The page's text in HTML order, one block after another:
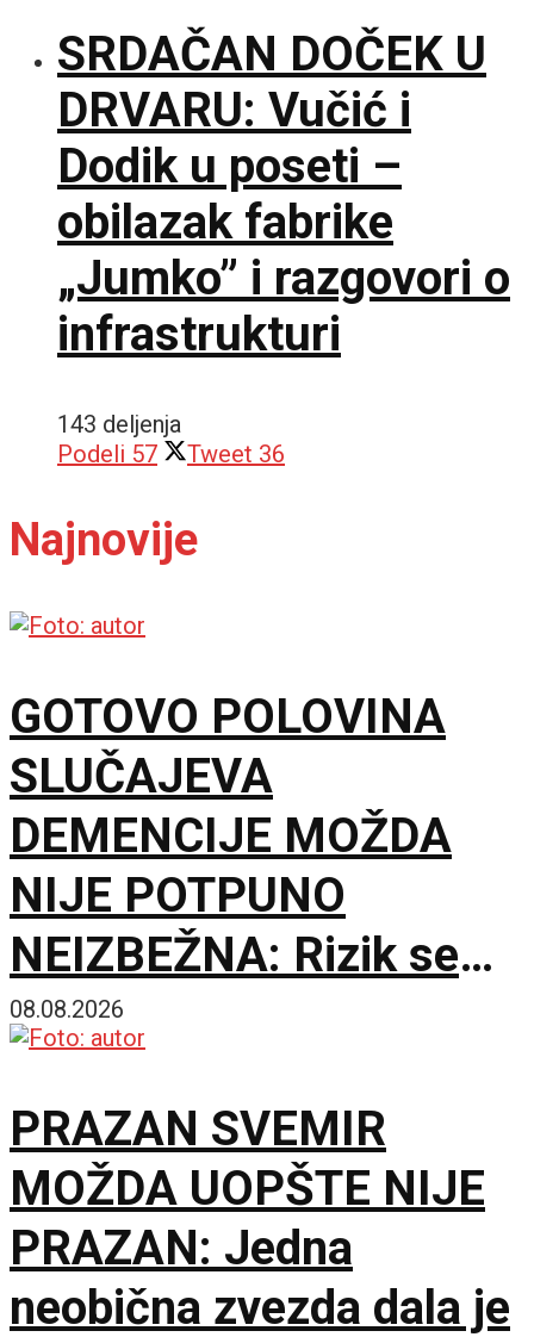
SRDAČAN DOČEK U
DRVARU: Vučić i
Dodik u poseti –
obilazak fabrike
„Jumko” i razgovori o
infrastrukturi
143 deljenja
Podeli 57 Tweet 36
Najnovije
GOTOVO POLOVINA
SLUČAJEVA
DEMENCIJE MOŽDA
NIJE POTPUNO
NEIZBEŽNA: Rizik se
gradi mnogo pre
08.08.2026
PRAZAN SVEMIR
MOŽDA UOPŠTE NIJE
PRAZAN: Jedna
neobična zvezda dala je